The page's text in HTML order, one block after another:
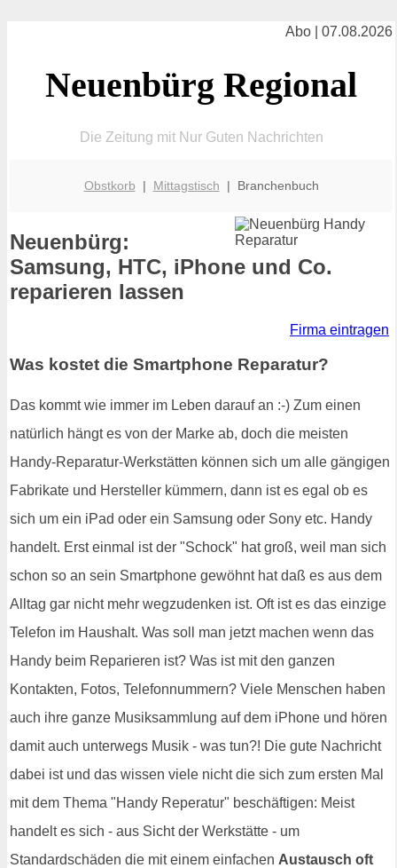
Abo | 07.08.2026
Neuenbürg Regional
Die Zeitung mit Nur Guten Nachrichten
Obstkorb | Mittagstisch | Branchenbuch
Neuenbürg:
Samsung, HTC, iPhone und Co.
reparieren lassen
Firma eintragen
Was kostet die Smartphone Reparatur?
Das kommt wie immer im Leben darauf an :-) Zum einen
natürlich hängt es von der Marke ab, doch die meisten
Handy-Reparatur-Werkstätten können sich um alle gängigen
Fabrikate und Hersteller kümmern, dann ist es egal ob es
sich um ein iPad oder ein Samsung oder Sony etc. Handy
handelt. Erst einmal ist der "Schock" hat groß, weil man sich
schon so an sein Smartphone gewöhnt hat daß es aus dem
Alltag gar nicht mehr wegzudenken ist. Oft ist es das einzige
Telefon im Haushalt. Was soll man jetzt machen wenn das
Handy beim Reparieren ist? Was ist mit den ganzen
Kontakten, Fotos, Telefonnummern? Viele Menschen haben
auch ihre ganze Musiksammlung auf dem iPhone und hören
damit auch unterwegs Musik - was tun?! Die gute Nachricht
dabei ist und das wissen viele nicht die sich zum ersten Mal
mit dem Thema "Handy Reperatur" beschäftigen: Meist
handelt es sich - aus Sicht der Werkstätte - um
Standardschäden die mit einem einfachen Austausch oft